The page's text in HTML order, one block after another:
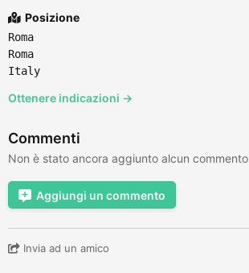
Posizione
Roma
Roma
Italy
Ottenere indicazioni →
Commenti
Non è stato ancora aggiunto alcun commento
Aggiungi un commento
Invia ad un amico